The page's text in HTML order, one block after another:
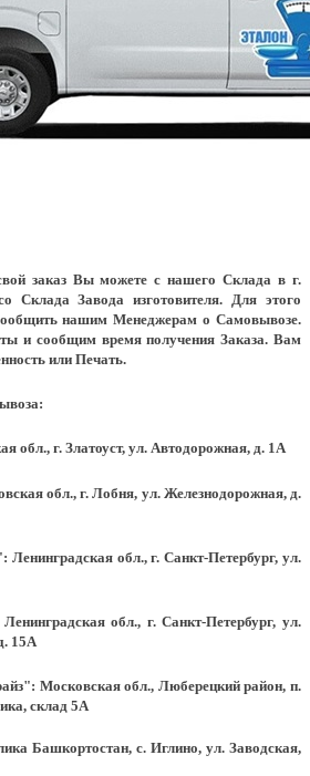
заказ Вы можете с нашего Склада в г.
Склада Завода изготовителя. Для этого
нашим Менеджерам о Самовывозе.
и сообщим время получения Заказа. Вам
или Печать.
г. Златоуст, ул. Автодорожная, д. 1А
обл., г. Лобня, ул. Железнодорожная, д.
обл., г. Санкт-Петербург, ул.
обл., г. Санкт-Петербург, ул.
15А
Московская обл., Люберецкий район, п.
склад 5А
Башкортостан, с. Иглино, ул. Заводская,